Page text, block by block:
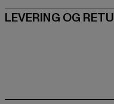
LEVERING OG